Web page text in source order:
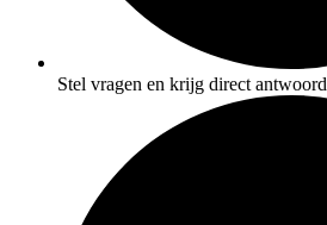
Stel vragen en krijg direct antwoord